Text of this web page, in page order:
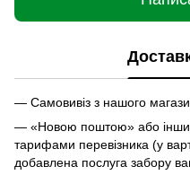
— Самовивіз з нашого
— «Новою поштою» або
тарифами перевізника (у
добавлена послуга забору